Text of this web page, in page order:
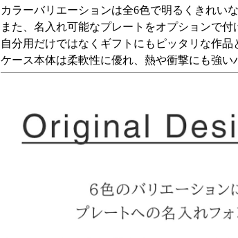
カラーバリエーションは全6色で明るくきれい
また、名入れ可能なプレートをオプションで付
自分用だけではなくギフトにもピッタリな作品
ケース本体は柔軟性に優れ、熱や衝撃にも強い